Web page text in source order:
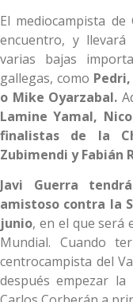
El mediocampista
encuentro, y llevará
varias bajas
gallegas, como
o Mike Oyarzabal.
Lamine Yamal,
finalistas de la
Zubimendi y Fabián
Javi Guerra
amistoso contra la
junio, en el que será
Mundial. Cuando
centrocampista del
después empezar